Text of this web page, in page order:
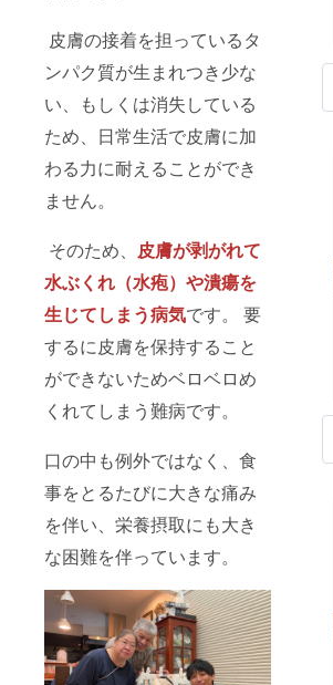
皮膚の接着を担っているタ
ンパク質が生まれつき少な
い、もしくは消失している
ため、日常生活で皮膚に加
わる力に耐えることができ
ません。
そのため、 皮膚が剥がれて
水ぶくれ（水疱）や潰瘍を
生じてしまう病気です。 要
するに皮膚を保持すること
ができないためベロベロめ
くれてしまう難病です。
口の中も例外ではなく、食
事をとるたびに大きな痛み
を伴い、栄養摂取にも大き
な困難を伴っています。